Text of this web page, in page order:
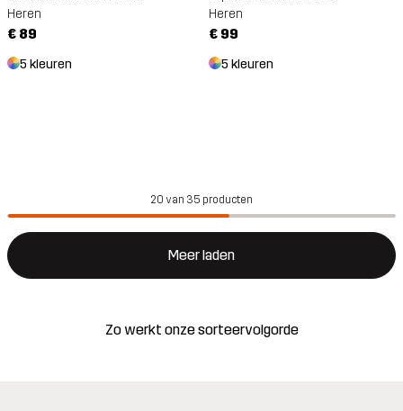
Heren
€ 89
5 kleuren
Heren
€ 99
5 kleuren
20 van 35 producten
Meer laden
Zo werkt onze sorteervolgorde